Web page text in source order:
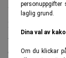
laglig grund.
Dina val av
Om du klickar
teamet. Jag
prata.
– De flesta
och därför är